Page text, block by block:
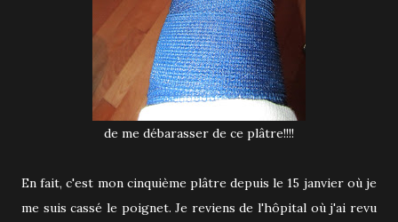
de me débarasser de ce plâtre!!!!
En fait, c'est mon cinquième plâtre depuis le 15 janvier où je
me suis cassé le poignet. Je reviens de l'hôpital où j'ai revu